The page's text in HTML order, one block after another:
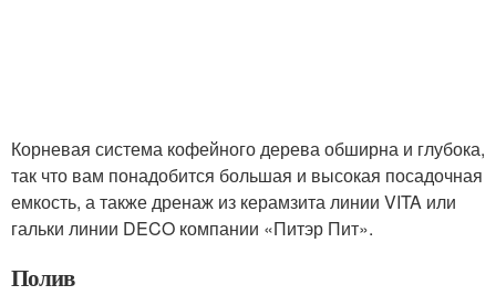
Корневая система кофейного дерева обширна и глубока,
так что вам понадобится большая и высокая посадочная
емкость, а также дренаж из керамзита линии VITA или
гальки линии DECO компании «Питэр Пит».
Полив